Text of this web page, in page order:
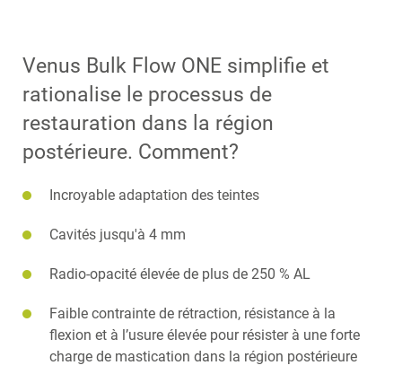
Venus Bulk Flow ONE simplifie et
rationalise le processus de
restauration dans la région
postérieure. Comment?
Incroyable adaptation des teintes
Cavités jusqu'à 4 mm
Radio-opacité élevée de plus de 250 % AL
Faible contrainte de rétraction, résistance à la
flexion et à l’usure élevée pour résister à une forte
charge de mastication dans la région postérieure